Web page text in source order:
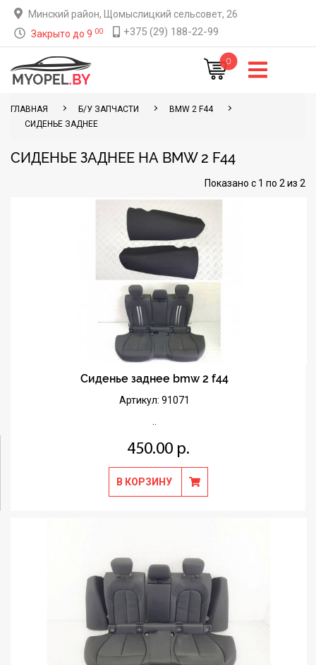
Минский район, Щомыслицкий сельсовет, 26
Закрыто до 9 00 +375 (29) 188-22-99
0
ГЛАВНАЯ Б/У ЗАПЧАСТИ
BMW 2 F44
СИДЕНЬЕ ЗАДНЕЕ
СИДЕНЬЕ ЗАДНЕЕ НА BMW 2 F44
Показано с 1 по 2 из 2
Сиденье заднее bmw 2 f44
Артикул: 91071
450.00 р.
В КОРЗИНУ